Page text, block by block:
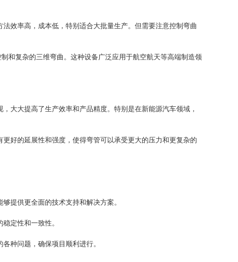
率高，成本低，特别适合大批量生产。但需要注意控制弯曲
复杂的三维弯曲。这种设备广泛应用于航空航天等高端制造领
大提高了生产效率和产品精度。特别是在新能源汽车领域，
的延展性和强度，使得弯管可以承受更大的压力和更复杂的
提供更全面的技术支持和解决方案。
定性和一致性。
种问题，确保项目顺利进行。